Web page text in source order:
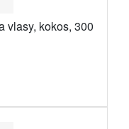
vlasy, kokos, 300